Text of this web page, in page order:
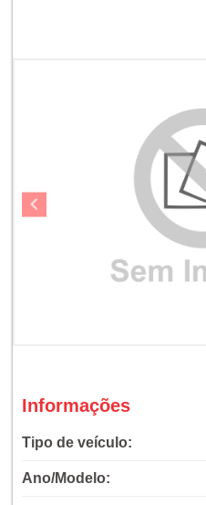
Informações
Tipo de veículo:
Ano/Modelo: